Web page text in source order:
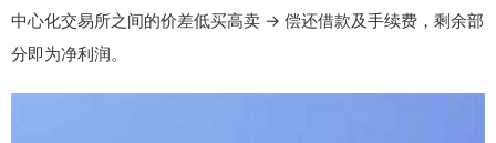
中心化交易所之间的价差低买高卖 → 偿还借款及手续费，剩余部
分即为净利润。